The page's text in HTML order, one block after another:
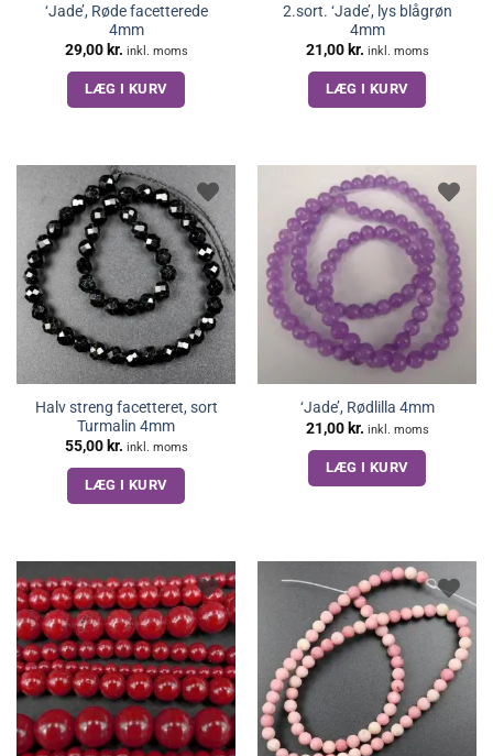
‘Jade’, Røde facetterede
4mm
29,00 kr. inkl. moms
LÆG I KURV
2.sort. ‘Jade’, lys blågrøn
4mm
21,00 kr. inkl. moms
LÆG I KURV
Halv streng facetteret, sort
Turmalin 4mm
55,00 kr. inkl. moms
LÆG I KURV
‘Jade’, Rødlilla 4mm
21,00kr. inkl. moms
LÆG I KURV